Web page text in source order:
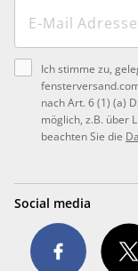
Ich stimme zu,
nach Art. 6 (1) (a)
möglich, z.B. über
beachten Sie die
Social media